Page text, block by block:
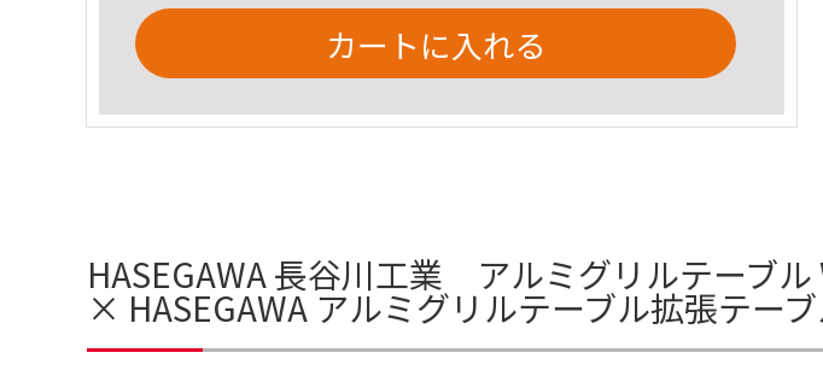
カートに入れる
HASEGAWA 長谷川工業 アルミグリルテーブル
× HASEGAWA アルミグリルテーブル拡張テー